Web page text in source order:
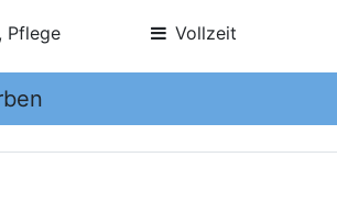
Pflege Vollzeit